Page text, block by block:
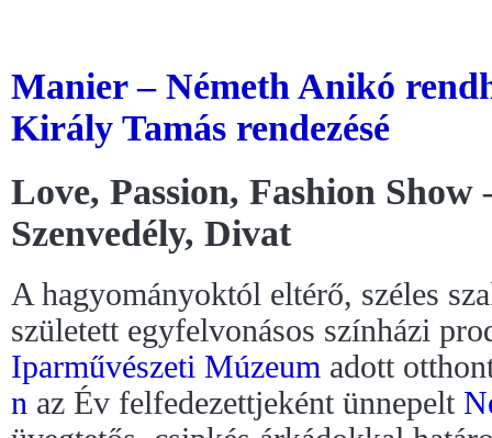
Manier – Németh Anikó
Király Tamás rendezésé
Love, Passion, Fashion Show
Szenvedély, Divat
A hagyományoktól eltérő, széles
született egyfelvonásos színházi
Iparművészeti Múzeum adott
n az Év felfedezettjeként ünnepelt